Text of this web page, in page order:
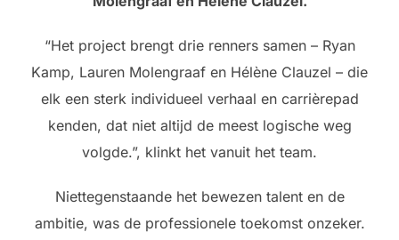
“Het project brengt drie renners samen – Ryan
Kamp, Lauren Molengraaf en Hélène Clauzel – die
elk een sterk individueel verhaal en carrièrepad
kenden, dat niet altijd de meest logische weg
volgde.”, klinkt het vanuit het team.
Niettegenstaande het bewezen talent en de
ambitie, was de professionele toekomst onzeker.